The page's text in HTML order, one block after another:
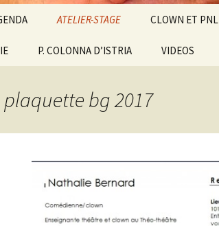
ATELIER-STAGE
ATELIERS PARIS
FONTAINEBLEAU
COANIMATION
au 20 AOÛT 2022 –
EXISTENCE
CLOWN ET PNL
P. COLONNA D’ISTRIA VIDEOS
bg 2017